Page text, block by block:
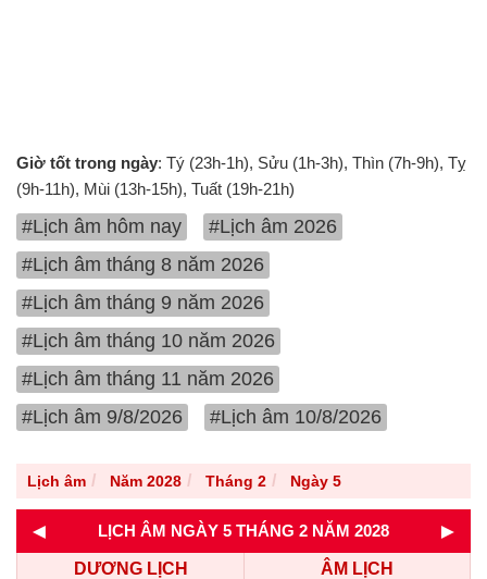
Giờ tốt trong ngày: Tý (23h-1h), Sửu (1h-3h), Thìn (7h-9h), Tỵ
(9h-11h), Mùi (13h-15h), Tuất (19h-21h)
#Lịch âm hôm nay
#Lịch âm 2026
#Lịch âm tháng 8 năm 2026
#Lịch âm tháng 9 năm 2026
#Lịch âm tháng 10 năm 2026
#Lịch âm tháng 11 năm 2026
#Lịch âm 9/8/2026
#Lịch âm 10/8/2026
Lịch âm Năm 2028 Tháng 2 Ngày 5
◄ LỊCH ÂM NGÀY 5 THÁNG 2 NĂM 2028 ►
DƯƠNG LỊCH ÂM LỊCH